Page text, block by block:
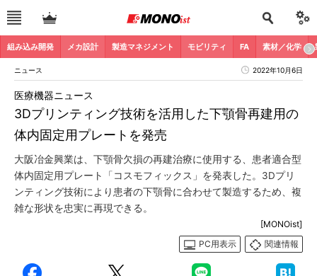
組み込み開発 メカ設計 製造マネジメント モビリティ FA 素材／化学
ニュース 2022年10月6日
3Dプリンティング技術を活用した下顎骨再建用の
体内固定用プレートを発売
医療機器ニュース
大阪冶金興業は、下顎骨欠損の再建治療に使用する、患者適合型
体内固定用プレート「コスモフィックス」を発表した。3Dプリ
ンティング技術により患者の下顎骨に合わせて製造するため、複
雑な形状を忠実に再現できる。
[MONOist]
PC用表示
関連情報